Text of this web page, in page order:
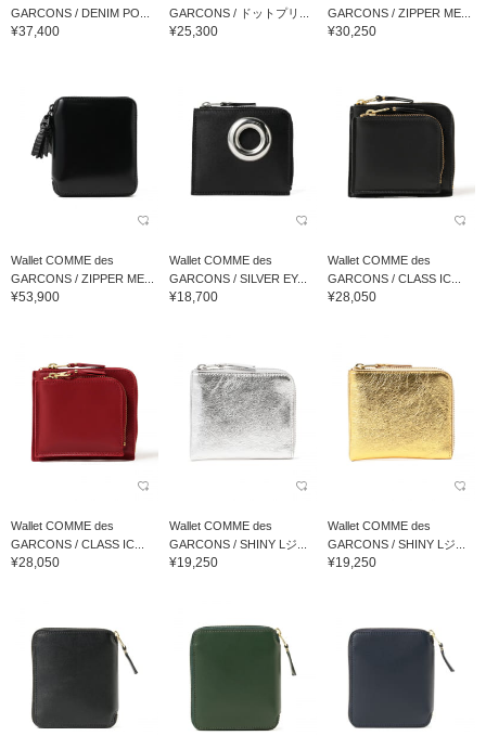
GARCONS / DENIM PO...
¥37,400
GARCONS / ドットプリ...
¥25,300
GARCONS / ZIPPER ME...
¥30,250
Wallet COMME des
GARCONS / ZIPPER ME...
¥53,900
Wallet COMME des
GARCONS / SILVER EY...
¥18,700
Wallet COMME des
GARCONS / CLASS IC...
¥28,050
Wallet COMME des
GARCONS / CLASS IC...
¥28,050
Wallet COMME des
GARCONS / SHINY Lジ...
¥19,250
Wallet COMME des
GARCONS / SHINY Lジ...
¥19,250